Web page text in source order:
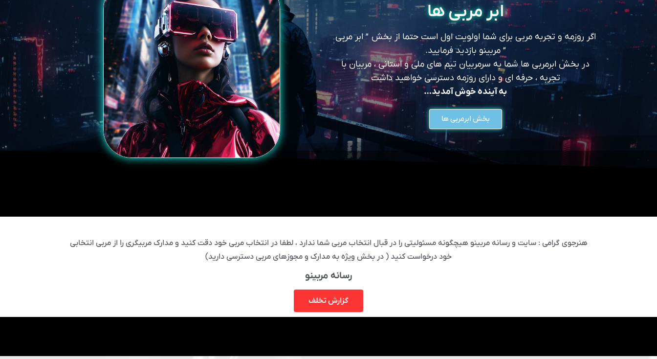
ابر مربی ها
اگر روزمه و تجربه مربی برای شما اولویت اول است حتما از بخش ” ابر مربی
” مربینو بازدید فرمایید.
در بخش ابرمربی ها شما به سرمربیان تیم های ملی و استانی ، مربیان با
تجربه ، حرفه ای و دارای روزمه دسترسی خواهید داشت
به آینده خوش آمدید…
بخش ابرمربی ها
هنرجوی گرامی : سایت و رسانه مربینو هیچگونه مسئولیتی را در قبال انتخاب مربی شما ندارد ، لطفا در انتخاب مربی خود دقت کنید و مدارک مربیگری را از مربی انتخابی
خود درخواست کنید ( در بخش ویژه به مدارک و مجوزهای مربی دسترسی دارید)
رسانه مربینو
گزارش تخلف